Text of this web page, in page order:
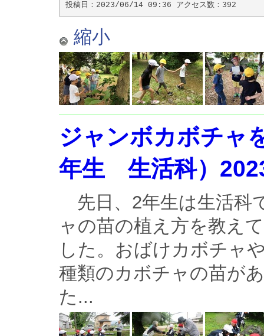
投稿日：2023/06/14 09:36 アクセス数：392
縮小
ジャンボカボチャ
年生 生活科）
先日、2年生は生活科
ャの苗の植え方を教え
した。おばけカボチャ
種類のカボチャの苗が
た...